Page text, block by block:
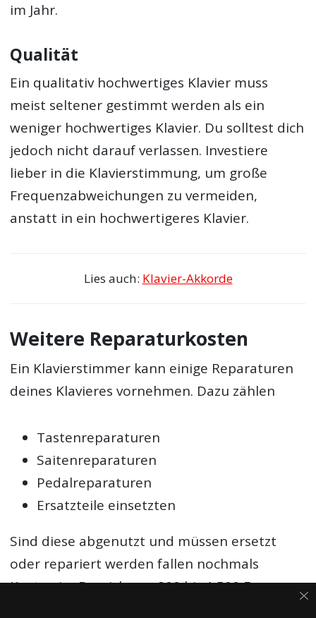
im Jahr.
Qualität
Ein qualitativ hochwertiges Klavier muss
meist seltener gestimmt werden als ein
weniger hochwertiges Klavier. Du solltest dich
jedoch nicht darauf verlassen. Investiere
lieber in die Klavierstimmung, um große
Frequenzabweichungen zu vermeiden,
anstatt in ein hochwertigeres Klavier.
Lies auch: Klavier-Akkorde
Weitere Reparaturkosten
Ein Klavierstimmer kann einige Reparaturen
deines Klavieres vornehmen. Dazu zählen
Tastenreparaturen
Saitenreparaturen
Pedalreparaturen
Ersatzteile einsetzten
Sind diese abgenutzt und müssen ersetzt
oder repariert werden fallen nochmals
Kosten im Bereich von 800 bis 1.500 Euro an.